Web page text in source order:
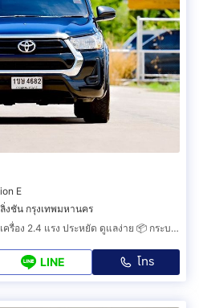
E
งชัน กรุงเทพมหานคร
🚘 กระบะ 4 ประตู ตัวเตี้ย ปีใหม่ ⚙️ เครื่อง 2.4 แรง ประหยัด ดูแลง่าย 📦 กระบะท้ายกว้าง บรรทุกของได้เยอะ 🛠 ช่วงล่างเตี้ยจากโรงงาน เกาะถน
LINE โทร